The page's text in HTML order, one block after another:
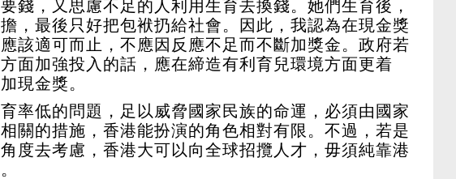
錢，又思慮不足的人利用生育去換錢。她們生育後，
，最後只好把包袱扔給社會。因此，我認為在現金獎
該適可而止，不應因反應不足而不斷加獎金。政府若
面加強投入的話，應在締造有利育兒環境方面更着
現金獎。
率低的問題，足以威脅國家民族的命運，必須由國家
關的措施，香港能扮演的角色相對有限。不過，若是
度去考慮，香港大可以向全球招攬人才，毋須純靠港